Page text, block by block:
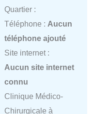
Quartier :
Téléphone : Aucun
téléphone ajouté
Site internet :
Aucun site internet
connu
Clinique Médico-
Chirurgicale à